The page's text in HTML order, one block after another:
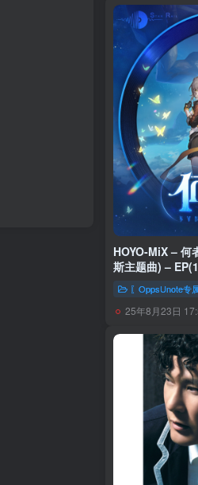
HOYO-MiX – 何
斯主题曲) –
48.0kHz】台湾
〖OppsUnote专属
25年8月23日